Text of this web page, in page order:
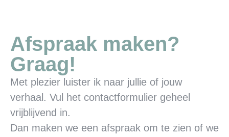
Afspraak maken?
Graag!
Met plezier luister ik naar jullie of jouw
verhaal. Vul het contactformulier geheel
vrijblijvend in.
Dan maken we een afspraak om te zien of we